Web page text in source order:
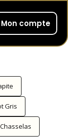
Mon compte
Gris
Chasselas